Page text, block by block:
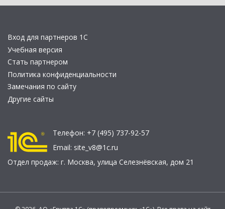
Вход для партнеров 1С
Учебная версия
Стать партнером
Политика конфиденциальности
Замечания по сайту
Другие сайты
Телефон: +7 (495) 737-92-57
Email: site_v8@1c.ru
Отдел продаж: г. Москва, улица Селезнёвская, дом 21